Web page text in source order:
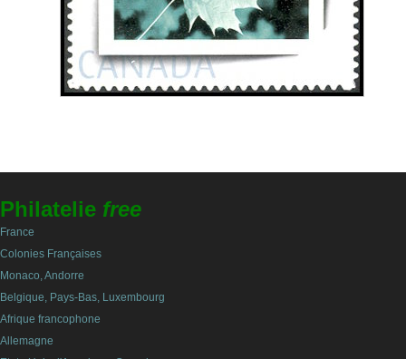
Philatelie free
France
Colonies Françaises
Monaco, Andorre
Belgique, Pays-Bas, Luxembourg
Afrique francophone
Allemagne